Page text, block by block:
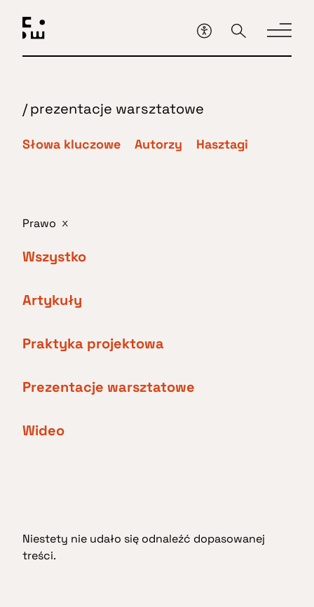
głównej
treści
/prezentacje warsztatowe
Słowa kluczowe Autorzy Hasztagi
Prawo x
Wszystko
Artykuły
Praktyka projektowa
Prezentacje warsztatowe
Wideo
Niestety nie udało się odnaleźć dopasowanej
treści.